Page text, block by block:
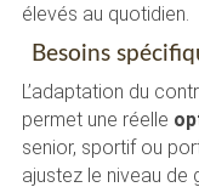
élevés au quotidien.
Besoins
L’adaptation du
permet une réelle
senior, sportif ou
ajustez le niveau de